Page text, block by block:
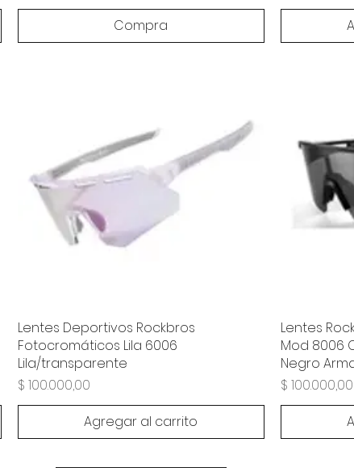
Compra
Lentes Deportivos Rockbros
Fotocromáticos Lila 6006
Lila/transparente
Precio
$ 100.000,00
Agregar al carrito
Lentes
Mod 8006
Negro
Precio
$ 100.000,00